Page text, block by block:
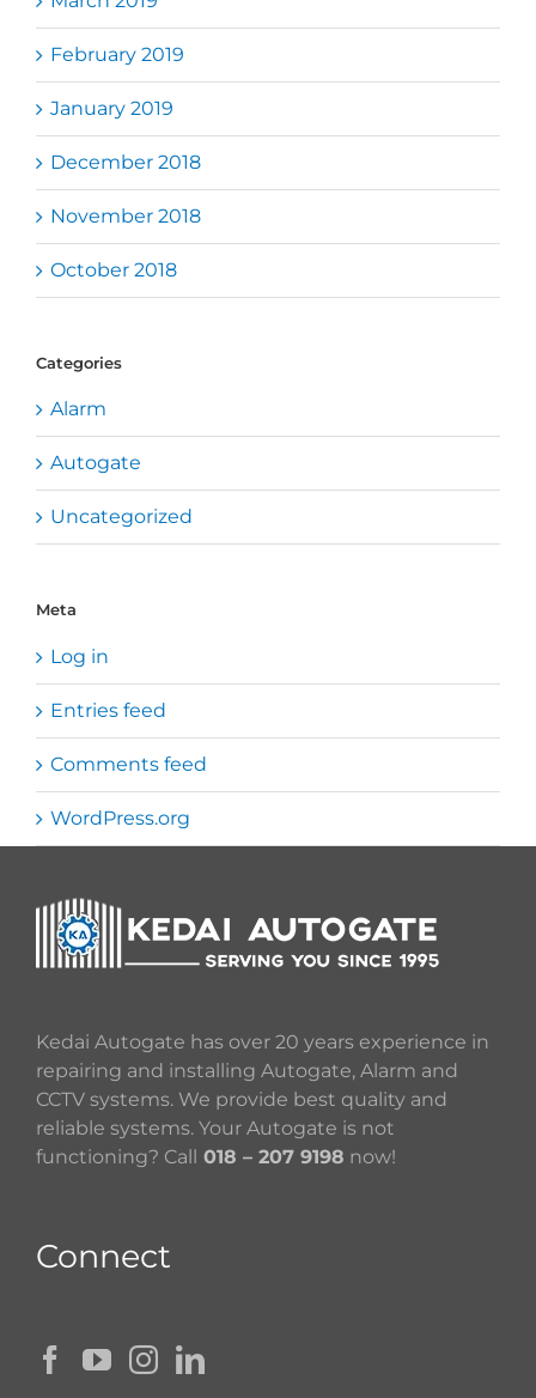
February 2019
January 2019
December 2018
November 2018
October 2018
Categories
Alarm
Autogate
Uncategorized
Meta
Log in
Entries feed
Comments feed
WordPress.org
Kedai Autogate has over 20 years experience in
repairing and installing Autogate, Alarm and
CCTV systems. We provide best quality and
reliable systems. Your Autogate is not
functioning? Call 018 – 207 9198 now!
Connect